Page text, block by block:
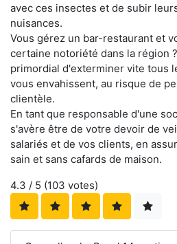
avec ces insectes et de subir
nuisances.
Vous gérez un bar-restaurant et
certaine notoriété dans la région
primordial d'exterminer vite tous
vous envahissent, au risque de
clientèle.
En tant que responsable d'une
s'avère être de votre devoir de
salariés et de vos clients, en
sain et sans cafards de maison.
4.3 / 5 (103 votes)